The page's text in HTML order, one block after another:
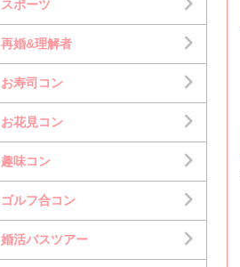
スポーツ
再婚&理解者
お寿司コン
お花見コン
趣味コン
ゴルフ合コン
婚活バスツアー